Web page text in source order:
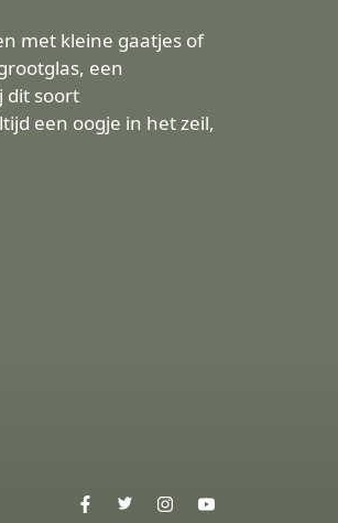
met kleine gaatjes of
een
dit soort
een oogje in het zeil,